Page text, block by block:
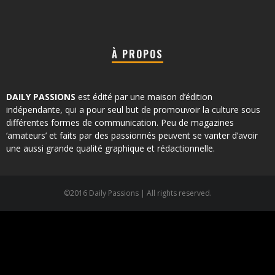
À PROPOS
DAILY PASSIONS est édité par une maison d’édition
indépendante, qui a pour seul but de promouvoir la culture sous
différentes formes de communication. Peu de magazines
‘amateurs’ et faits par des passionnés peuvent se vanter d’avoir
une aussi grande qualité graphique et rédactionnelle.
©2016 Daily Passions | All rights reserved.